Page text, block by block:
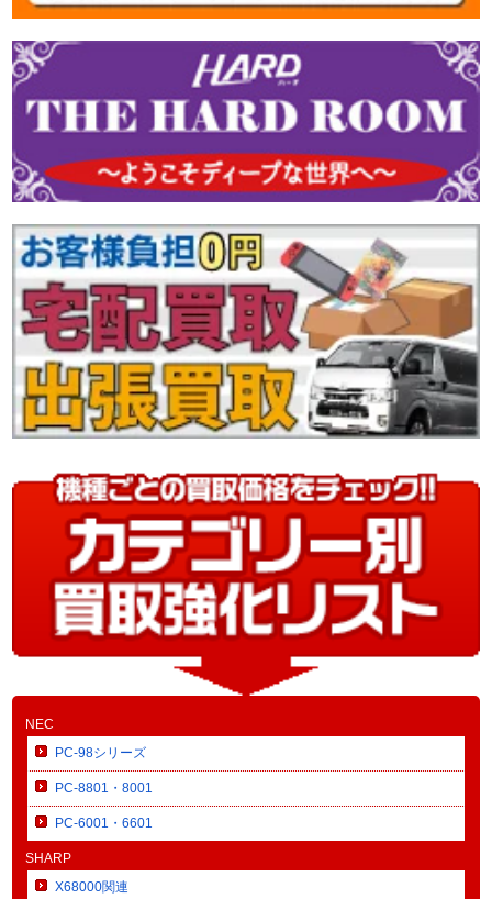
NEC
PC-98シリーズ
PC-8801・8001
PC-6001・6601
SHARP
X68000関連